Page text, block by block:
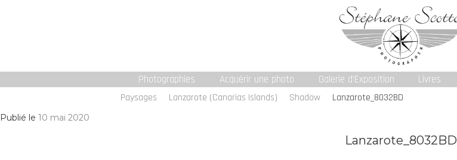
Photographies Acquérir une photo Galerie d’Exposition Livres
Paysages Lanzarote (Canarias Islands) Shadow Lanzarote_8032BD
Publié le 10 mai 2020
Lanzarote_8032BD